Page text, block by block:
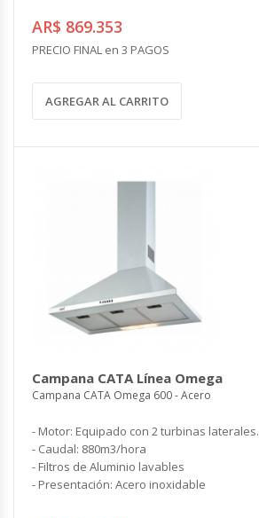
AR$ 869.353
PRECIO FINAL en 3 PAGOS
AGREGAR AL CARRITO
Campana CATA Línea Omega
Campana CATA Omega 600 - Acero
- Motor: Equipado con 2 turbinas laterales.
- Caudal: 880m3/hora
- Filtros de Aluminio lavables
- Presentación: Acero inoxidable